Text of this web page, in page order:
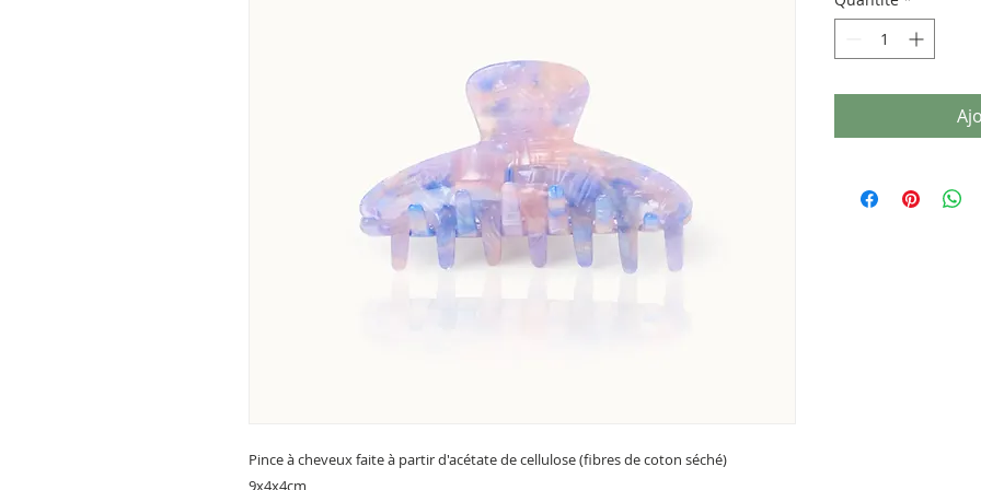
Pince à cheveux faite à partir d'acétate de cellulose (fibres de coton séché)
9x4x4cm